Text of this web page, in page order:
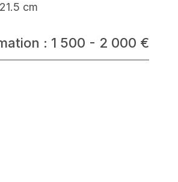
cm
: 1 500 - 2 000 €